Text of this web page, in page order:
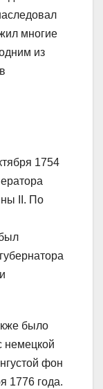
многие
из
1754
II. По
было
немецкой
фон
1776 года.